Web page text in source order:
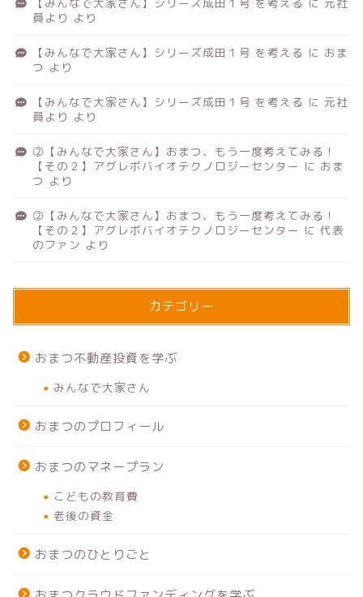
【みんなで大家さん】シリーズ成田１号 を考える に 元社
員より より
【みんなで大家さん】シリーズ成田１号 を考える に おま
つ より
【みんなで大家さん】シリーズ成田１号 を考える に 元社
員より より
②【みんなで大家さん】おまつ、もう一度考えてみる！
【その２】アグレボバイオテクノロジーセンター に おま
つ より
②【みんなで大家さん】おまつ、もう一度考えてみる！
【その２】アグレボバイオテクノロジーセンター に 代表
のファン より
カテゴリー
おまつ不動産投資を学ぶ
みんなで大家さん
おまつのプロフィール
おまつのマネープラン
こどもの教育費
老後の資金
おまつのひとりごと